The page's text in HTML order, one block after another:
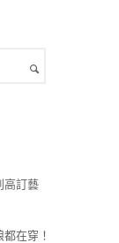
高訂藝
在穿！